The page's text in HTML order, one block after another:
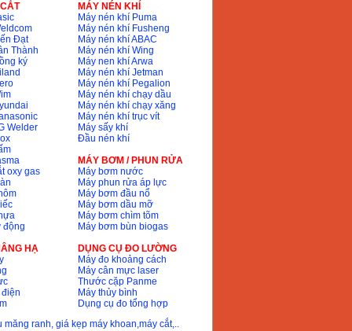
Đạt
Thành
ký
Welder
oxy gas
động
HẠ
MÁY NÉN KHÍ
Máy nén khí Puma
Máy nén khí Fusheng
Máy nén khí ABAC
Máy nén khí Wing
Máy nen khí Arwa
Máy nén khí Jetman
Máy nén khí Pegalion
Máy nén khí chạy dầu
Máy nén khí chạy xăng
Máy nén khí trục vít
Máy sấy khí
Đầu nén khí
MÁY BƠM / PHUN RỬA
Máy bơm nước
Máy phun rửa áp lực
Máy bơm đầu nổ
Máy bơm dầu mỡ
Máy bơm chìm tõm
Máy bơm bùn biogas
DỤNG CỤ ĐO LƯỜNG
Máy đo khoảng cách
Máy cân mực laser
Thước cặp Panme
Máy thủy bình
Dụng cụ đo tổng hợp
măng ranh, giá kẹp máy khoan,máy cắt,..